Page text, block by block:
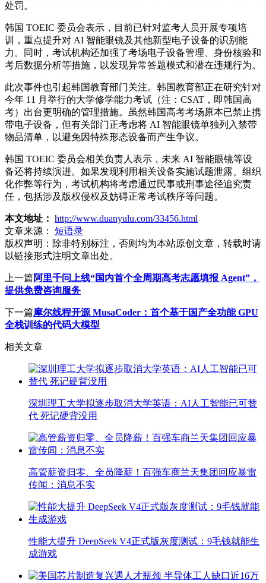
处罚。
韩国 TOEIC 委员会表示，目前已针对监考人员开展专项培
训，重点提升对 AI 智能眼镜及其他新型电子设备的识别能
力。同时，考试机构还加强了考场电子设备管理、身份核验和
考后数据分析等措施，以发现异常答题模式和潜在违规行为。
此次事件也引起韩国教育部门关注。韩国教育部正在研究针对
今年 11 月举行的大学修学能力考试（注：CSAT，即韩国高
考）出台更明确的管理措施。虽然韩国高考考场原本已禁止携
带电子设备，但有关部门正考虑将 AI 智能眼镜单独列入禁带
物品清单，以避免因特殊形态设备而产生争议。
韩国 TOEIC 委员会相关负责人表示，未来 AI 智能眼镜等设
备还将持续演进。如果发现利用相关设备实施试题泄露、组织
化作弊等行为，考试机构将考虑通过民事或刑事途径追究责
任，包括涉及版权侵权及妨碍正常考试秩序等问题。
本文地址： http://www.duanyulu.com/33456.html
文章来源：
短语录
版权声明： 除非特别标注，否则均为本站原创文章，转载时请
以链接形式注明文章出处。
上一篇阿里千问上线“国内首个全周期高考志愿填报 Agent”，
提供免费咨询服务
下一篇摩尔线程开源 MusaCoder：首个基于国产全功能 GPU
全栈训练的代码大模型
相关文章
深圳理工大学拟逐步取消大学英语：AI人工智能已可替
代 死记硬背没用
高管薪资归零、全员降薪！百强车商兰天集团回应暴雷
传闻：消息不实
性能大提升 DeepSeek V4正式版灰度测试：9毛钱就能生
成游戏